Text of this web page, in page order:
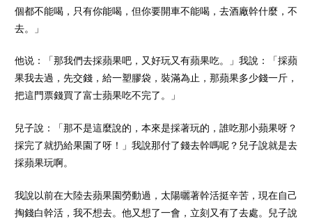
個都不能喝，只有你能喝，但你要開車不能喝，去酒廠幹什麼，不
去。」
他说：「那我們去採蘋果吧，又好玩又有蘋果吃。」我說：「採蘋
果我去過，先交錢，給一塑膠袋，裝滿為止，那蘋果多少錢一斤，
把這門票錢買了富士蘋果吃不完了。」
兒子說：「那不是這麼說的，本來是採著玩的，誰吃那小蘋果呀？
採完了就扔給果園了呀！」我說那付了錢去幹嗎呢？兒子說就是去
採蘋果玩啊。
我說以前在大陸去蘋果園勞動過，太陽曬著幹活挺辛苦，現在自己
掏錢白幹活，我不想去。他又想了一會，立刻又有了去處。兒子說